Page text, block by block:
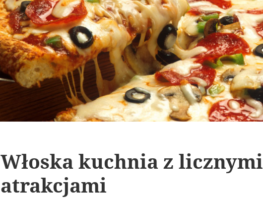
Włoska kuchnia z licznymi
atrakcjami